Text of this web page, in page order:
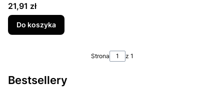
Cena
21,91 zł
Do koszyka
Strona z 1
Bestsellery